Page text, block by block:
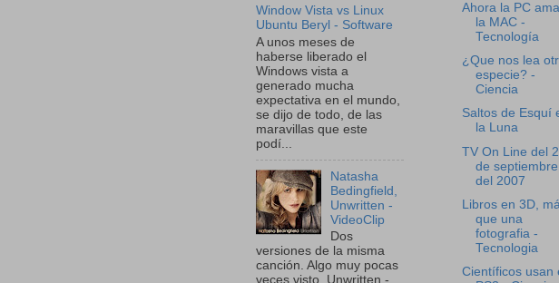
Window Vista vs Linux
Ubuntu Beryl - Software
A unos meses de
haberse liberado el
Windows vista a
generado mucha
expectativa en el mundo,
se dijo de todo, de las
maravillas que este
podí...
Natasha
Bedingfield,
Unwritten -
VideoClip
Dos
versiones de la misma
canción. Algo muy pocas
veces visto. Unwritten -
Ahora la PC
la MAC -
Tecnología
¿Que nos lea
especie? -
Ciencia
Saltos de Esquí
la Luna
TV On Line del
de septiembre
del 2007
Libros en 3D,
que una
fotografia -
Tecnologia
Científicos usan